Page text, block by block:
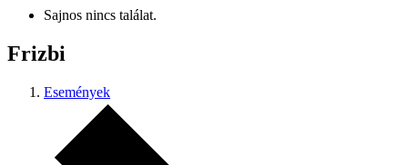
Sajnos nincs találat.
Frizbi
Események